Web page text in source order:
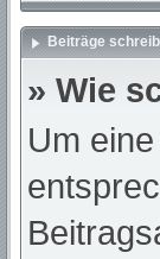
Beiträge
» Wie
Um